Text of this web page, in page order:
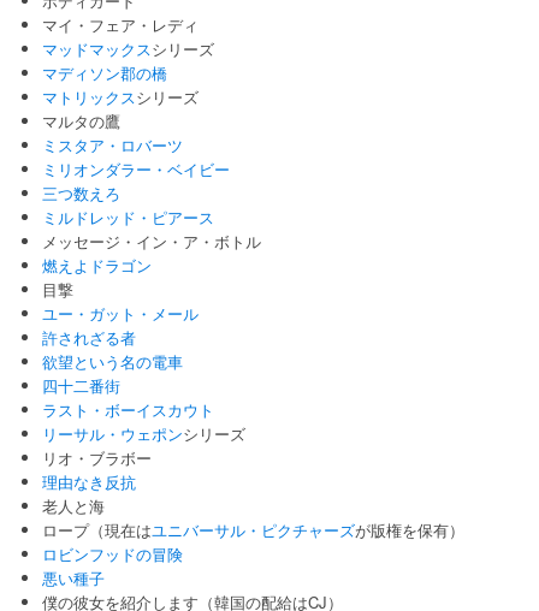
マイ・フェア・レディ
マッドマックスシリーズ
マディソン郡の橋
マトリックスシリーズ
マルタの鷹
ミスタア・ロバーツ
ミリオンダラー・ベイビー
三つ数えろ
ミルドレッド・ピアース
メッセージ・イン・ア・ボトル
燃えよドラゴン
目撃
ユー・ガット・メール
許されざる者
欲望という名の電車
四十二番街
ラスト・ボーイスカウト
リーサル・ウェポンシリーズ
リオ・ブラボー
理由なき反抗
老人と海
ロープ（現在はユニバーサル・ピクチャーズが版権を保有）
ロビンフッドの冒険
悪い種子
僕の彼女を紹介します（韓国の配給はCJ）